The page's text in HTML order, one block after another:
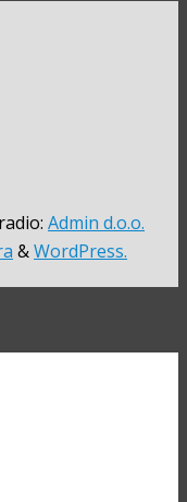
Admin d.o.o.
&WordPress.